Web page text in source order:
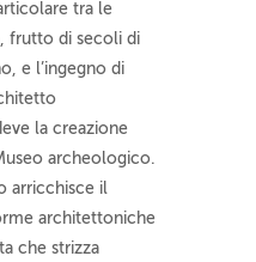
tra le
frutto di secoli di
e l’ingegno di
la creazione
archeologico.
arricchisce il
architettoniche
che strizza